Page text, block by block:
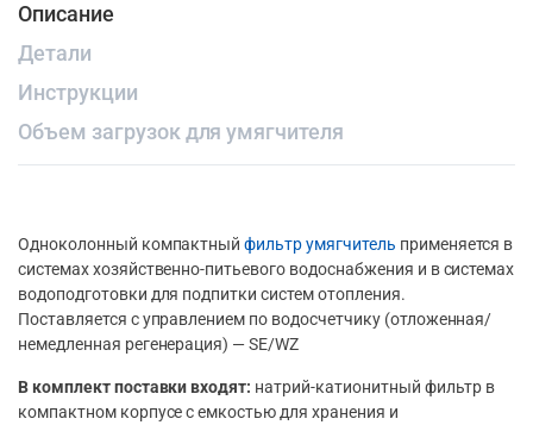
Описание
Детали
Инструкции
Объем загрузок для умягчителя
Одноколонный компактныйфильтр умягчитель применяется в
системах хозяйственно-питьевого водоснабжения и в системах
водоподготовки для подпитки систем отопления.
Поставляется с управлением по водосчетчику (отложенная/
немедленная регенерация) — SE/WZ
В комплект поставки входят: натрий-катионитный фильтр в
компактном корпусе с емкостью для хранения и